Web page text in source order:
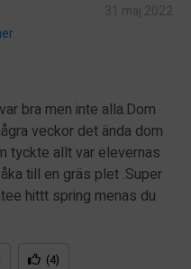
bra men inte alla.Dom
veckor det ända dom
tyckte allt var elevernas
till en gräs plet .Super
hittt spring menas du
(4)